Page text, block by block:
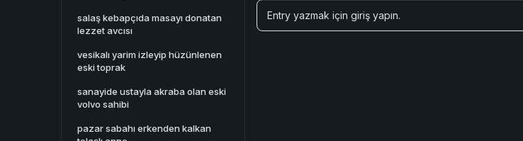
salaş kebapçıda masayı donatan
lezzet avcısı
vesikalı yarim izleyip hüzünlenen
eski toprak
sanayide ustayla akraba olan eski
volvo sahibi
pazar sabahı erkenden kalkan
Entry yazmak için giriş yapın.